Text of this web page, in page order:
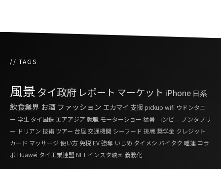
// TAGS
風景 タイ政府 レポート マーケット iPhone 日系
飲食業界 お酒 ファッション エカマイ 支援pickup wifi ウドンタニ
ー 学生 タイ国鉄 エアアジア 就職 モーターショー 猛暑 コンビニ ノンタブリ
ー ドリアン 技術 ツアー 台風交通機関 シーフード 挑戦 奨学金 クレジット
カード マッサージ 使い方 免税 EV強奪 いじめ タイメシ バイタク 睡蓮 コラ
ボ Huawei タイ工業連盟 NFT インスタ映え 義務化